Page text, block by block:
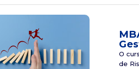
O
de